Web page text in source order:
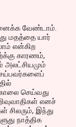
வேண்டாம்.
மதத்தை யார்
என்கிற
காரணம்,
அலட்சியமும்
செய்வது
எனச்
சிலரும், இந்து
நாத்திக